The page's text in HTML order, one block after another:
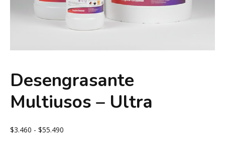
Desengrasante
Multiusos – Ultra
$3.460 - $55.490